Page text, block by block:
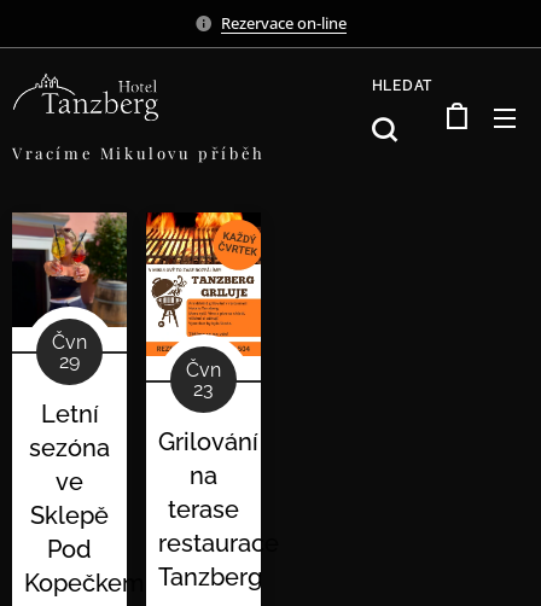
Rezervace on-line
Vracíme Mikulovu příběh
HLEDAT
Čvn
29
Letní
sezóna
ve
Sklepě
Pod
Kopečkem
Čvn
23
Grilování
na
terase
restaurace
Tanzberg